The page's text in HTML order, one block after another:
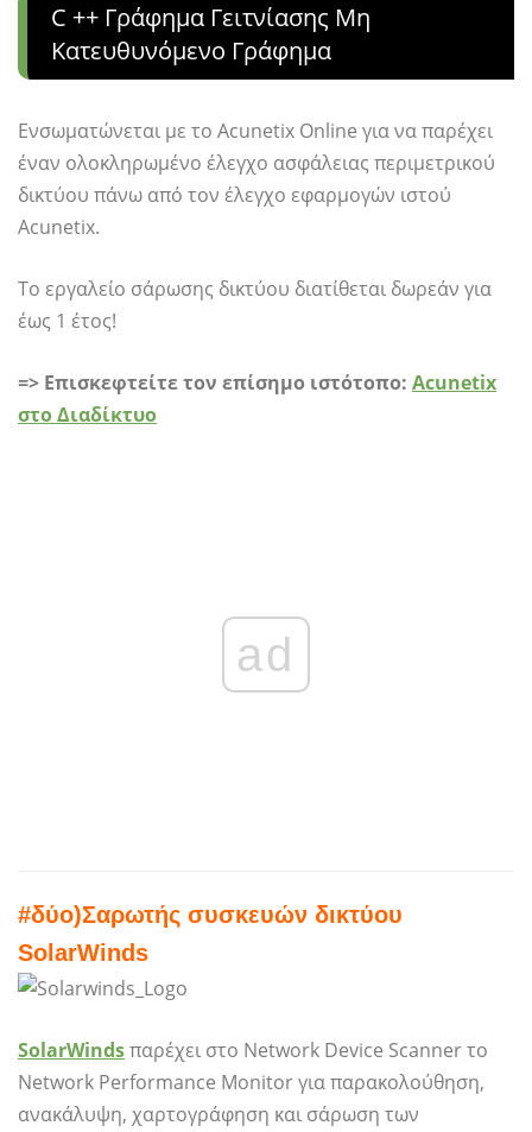
C ++ Γράφημα Γειτνίασης Μη
Κατευθυνόμενο Γράφημα
Ενσωματώνεται με το Acunetix Online για να παρέχει
έναν ολοκληρωμένο έλεγχο ασφάλειας περιμετρικού
δικτύου πάνω από τον έλεγχο εφαρμογών ιστού
Acunetix.
Το εργαλείο σάρωσης δικτύου διατίθεται δωρεάν για
έως 1 έτος!
=> Επισκεφτείτε τον επίσημο ιστότοπο: Acunetix
στο Διαδίκτυο
ad
#δύο)Σαρωτής συσκευών δικτύου
SolarWinds
SolarWindsπαρέχει στο Network Device Scanner το
Network Performance Monitor για παρακολούθηση,
ανακάλυψη, χαρτογράφηση και σάρωση των